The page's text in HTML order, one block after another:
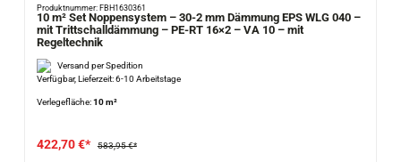
Produktnummer: FBH1630361
10 m² Set Noppensystem – 30-2 mm Dämmung EPS WLG 040 –
mit Trittschalldämmung – PE-RT 16×2 – VA 10 – mit
Regeltechnik
Versand per Spedition
Verfügbar, Lieferzeit: 6-10 Arbeitstage
Verlegefläche:10 m²
422,70 €* 583,95 €*